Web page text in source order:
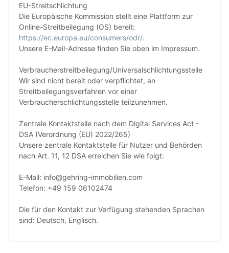
EU-Streitschlichtung
Die Europäische Kommission stellt eine Plattform zur
Online-Streitbeilegung (OS) bereit:
https://ec.europa.eu/consumers/odr/.
Unsere E-Mail-Adresse finden Sie oben im Impressum.
Verbraucher­streit­beilegung/Universal­schlichtungs­stelle
Wir sind nicht bereit oder verpflichtet, an
Streitbeilegungsverfahren vor einer
Verbraucherschlichtungsstelle teilzunehmen.
Zentrale Kontaktstelle nach dem Digital Services Act -
DSA (Verordnung (EU) 2022/265)
Unsere zentrale Kontaktstelle für Nutzer und Behörden
nach Art. 11, 12 DSA erreichen Sie wie folgt:
E-Mail: info@gehring-immobilien.com
Telefon: +49 159 06102474
Die für den Kontakt zur Verfügung stehenden Sprachen
sind: Deutsch, Englisch.